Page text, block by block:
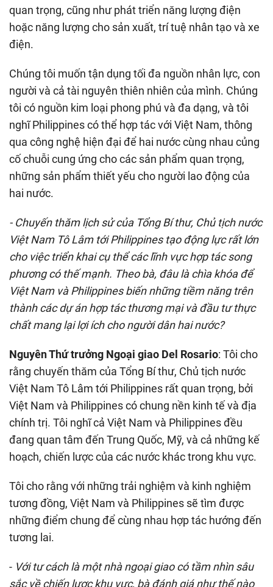
quan trọng, cũng như phát triển năng lượng điện
hoặc năng lượng cho sản xuất, trí tuệ nhân tạo và xe
điện.
Chúng tôi muốn tận dụng tối đa nguồn nhân lực, con
người và cả tài nguyên thiên nhiên của mình. Chúng
tôi có nguồn kim loại phong phú và đa dạng, và tôi
nghĩ Philippines có thể hợp tác với Việt Nam, thông
qua công nghệ hiện đại để hai nước cùng nhau củng
cố chuỗi cung ứng cho các sản phẩm quan trọng,
những sản phẩm thiết yếu cho người lao động của
hai nước.
- Chuyến thăm lịch sử của Tổng Bí thư, Chủ tịch nước
Việt Nam Tô Lâm tới Philippines tạo động lực rất lớn
cho việc triển khai cụ thể các lĩnh vực hợp tác song
phương có thế mạnh. Theo bà, đâu là chìa khóa để
Việt Nam và Philippines biến những tiềm năng trên
thành các dự án hợp tác thương mại và đầu tư thực
chất mang lại lợi ích cho người dân hai nước?
Nguyên Thứ trưởng Ngoại giao Del Rosario: Tôi cho
rằng chuyến thăm của Tổng Bí thư, Chủ tịch nước
Việt Nam Tô Lâm tới Philippines rất quan trọng, bởi
Việt Nam và Philippines có chung nền kinh tế và địa
chính trị. Tôi nghĩ cả Việt Nam và Philippines đều
đang quan tâm đến Trung Quốc, Mỹ, và cả những kế
hoạch, chiến lược của các nước khác trong khu vực.
Tôi cho rằng với những trải nghiệm và kinh nghiệm
tương đồng, Việt Nam và Philippines sẽ tìm được
những điểm chung để cùng nhau hợp tác hướng đến
tương lai.
- Với tư cách là một nhà ngoại giao có tầm nhìn sâu
sắc về chiến lược khu vực, bà đánh giá như thế nào